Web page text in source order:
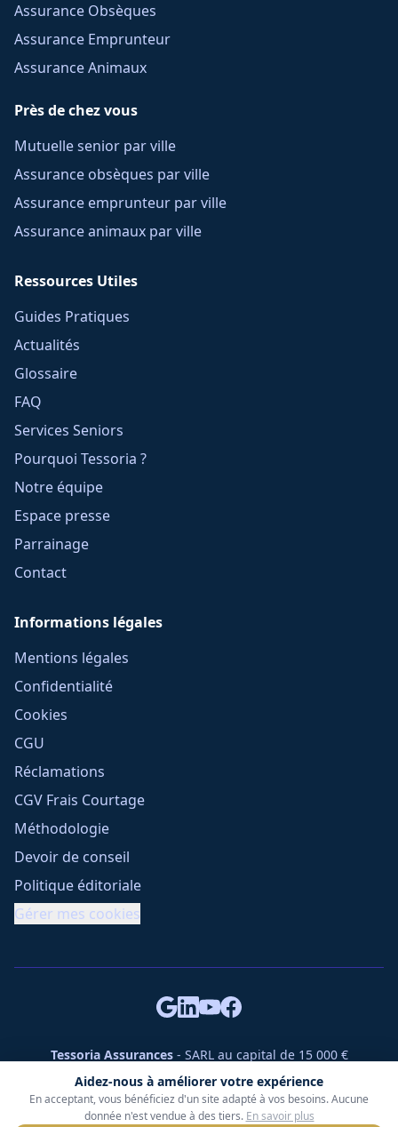
Aidez-nous à améliorer votre expérience
En acceptant, vous bénéficiez d'un site adapté à vos besoins. Aucune
donnée n'est vendue à des tiers. En savoir plus
Assurance Obsèques
Assurance Emprunteur
Assurance Animaux
Près de chez vous
Mutuelle senior par ville
Assurance obsèques par ville
Assurance emprunteur par ville
Assurance animaux par ville
Ressources Utiles
Guides Pratiques
Actualités
Glossaire
FAQ
Services Seniors
Pourquoi Tessoria ?
Notre équipe
Espace presse
Parrainage
Contact
Informations légales
Mentions légales
Confidentialité
Cookies
CGU
Réclamations
CGV Frais Courtage
Méthodologie
Devoir de conseil
Politique éditoriale
Gérer mes cookies
Tessoria Assurances- SARL au capital de 15 000 €
ORIAS n° 25007309 - RCS 990 206 179 - Membre du réseau
360 Courtage
RC Pro : Klarity - Contrat n° CCOUK000785